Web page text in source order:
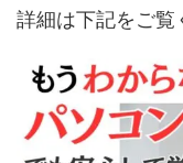
詳細は下記をご覧